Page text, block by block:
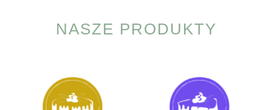
NASZE PRODUKTY